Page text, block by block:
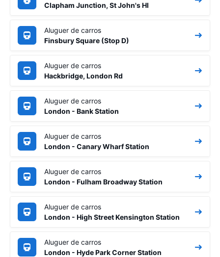
Clapham Junction, St John's Hl
Aluguer de carros
Finsbury Square (Stop D)
Aluguer de carros
Hackbridge, London Rd
Aluguer de carros
London - Bank Station
Aluguer de carros
London - Canary Wharf Station
Aluguer de carros
London - Fulham Broadway Station
Aluguer de carros
London - High Street Kensington Station
Aluguer de carros
London - Hyde Park Corner Station